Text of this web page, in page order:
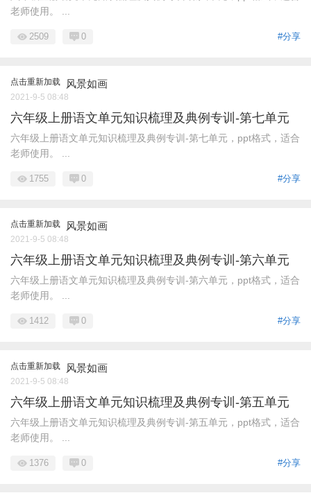
老师使用。 ...
#分享
2509 0
点击重新加载 风景如画
2021-9-5 08:48
六年级上册语文单元知识梳理及典例专训-第七单元
六年级上册语文单元知识梳理及典例专训-第七单元，ppt格式，适合
老师使用。 ...
#分享
1755 0
点击重新加载 风景如画
2021-9-5 08:48
六年级上册语文单元知识梳理及典例专训-第六单元
六年级上册语文单元知识梳理及典例专训-第六单元，ppt格式，适合
老师使用。 ...
#分享
1412 0
点击重新加载 风景如画
2021-9-5 08:48
六年级上册语文单元知识梳理及典例专训-第五单元
六年级上册语文单元知识梳理及典例专训-第五单元，ppt格式，适合
老师使用。 ...
#分享
1376 0